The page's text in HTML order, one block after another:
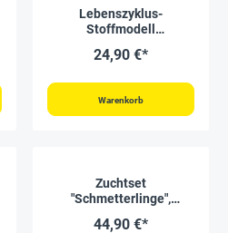
Lebenszyklus-
Stoffmodell
24,90 €*
Warenkorb
Zuchtset
"Schmetterlinge",
7-tlg.
44,90 €*